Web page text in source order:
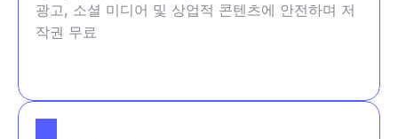
광고, 소셜 미디어 및 상업적 콘텐츠에 안전하며 저
작권 무료